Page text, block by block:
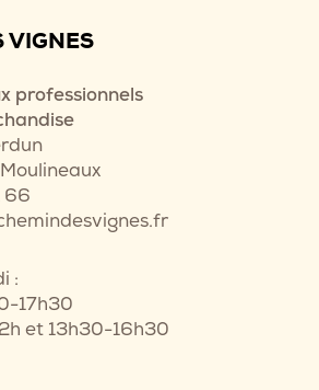
VIGNES
professionnels
66
:
17h30
et 13h30-16h30